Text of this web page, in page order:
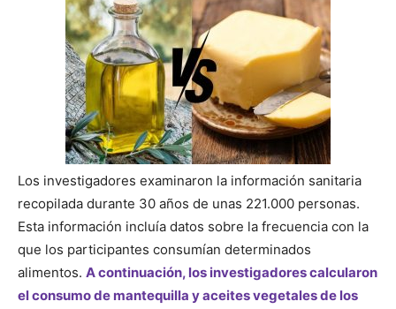
Los investigadores examinaron la información sanitaria
recopilada durante 30 años de unas 221.000 personas.
Esta información incluía datos sobre la frecuencia con la
que los participantes consumían determinados
alimentos. A continuación, los investigadores calcularon
el consumo de mantequilla y aceites vegetales de los